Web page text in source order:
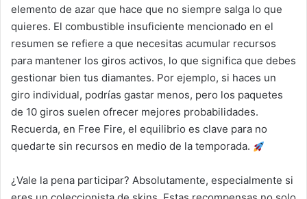
elemento de azar que hace que no siempre salga lo que
quieres. El combustible insuficiente mencionado en el
resumen se refiere a que necesitas acumular recursos
para mantener los giros activos, lo que significa que debes
gestionar bien tus diamantes. Por ejemplo, si haces un
giro individual, podrías gastar menos, pero los paquetes
de 10 giros suelen ofrecer mejores probabilidades.
Recuerda, en Free Fire, el equilibrio es clave para no
quedarte sin recursos en medio de la temporada.
¿Vale la pena participar? Absolutamente, especialmente si